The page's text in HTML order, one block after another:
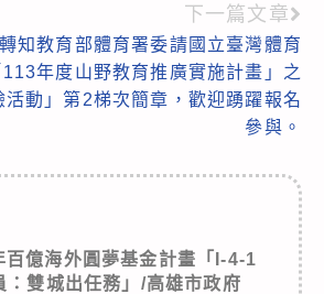
下一篇文章
知教育部體育署委請國立臺灣體育
年度山野教育推廣實施計畫」之
活動」第2梯次簡章，歡迎踴躍報名
參與。
百億海外圓夢基金計畫「I-4-1
：雙城出任務」/高雄市政府